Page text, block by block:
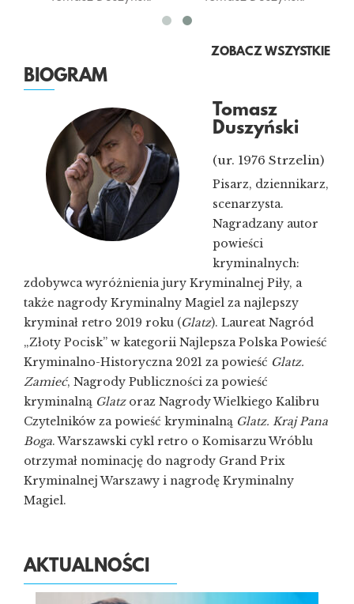
ZOBACZ WSZYSTKIE
BIOGRAM
Tomasz
Duszyński
(ur. 1976 Strzelin)
Pisarz, dziennikarz,
scenarzysta.
Nagradzany autor
powieści
kryminalnych:
zdobywca wyróżnienia jury Kryminalnej Piły, a
także nagrody Kryminalny Magiel za najlepszy
kryminał retro 2019 roku (Glatz). Laureat Nagród
„Złoty Pocisk” w kategorii Najlepsza Polska Powieść
Kryminalno-Historyczna 2021 za powieść Glatz.
Zamieć, Nagrody Publiczności za powieść
kryminalną Glatzoraz Nagrody Wielkiego Kalibru
Czytelników za powieść kryminalną Glatz. Kraj Pana
Boga. Warszawski cykl retro o Komisarzu Wróblu
otrzymał nominację do nagrody Grand Prix
Kryminalnej Warszawy i nagrodę Kryminalny
Magiel.
AKTUALNOŚCI